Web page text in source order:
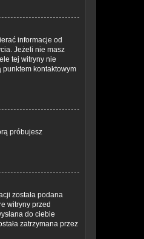
informacje od
Jeżeli nie masz
tej witryny nie
punktem kontaktowym
próbujesz
została podana
witryny przed
do ciebie
zatrzymana przez